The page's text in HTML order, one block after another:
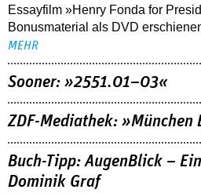
Essayfilm »Henry Fonda for
Bonusmaterial als DVD
MEHR
Sooner: »2551.01–03«
ZDF-Mediathek: »München
Buch-Tipp: AugenBlick –
Dominik Graf